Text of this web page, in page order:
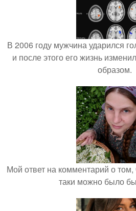
В 2006 году мужчина ударился
и после этого его жизнь
образом.
Мой ответ на комментарий о
таки можно было